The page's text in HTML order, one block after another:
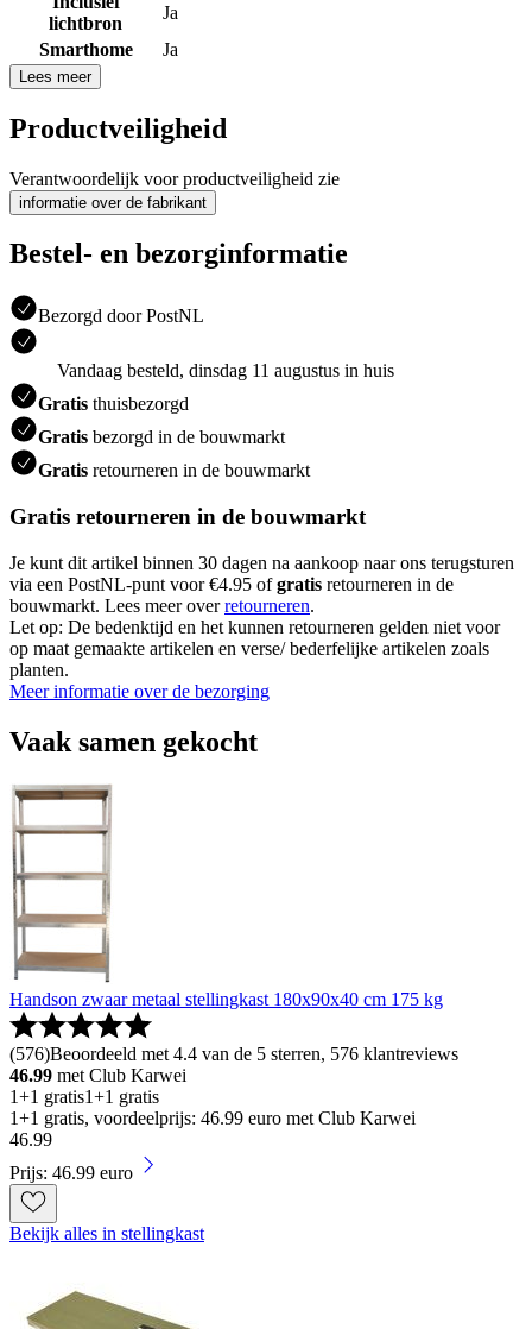
lichtbron
Ja
Smarthome
Ja
Lees meer
Productveiligheid
Verantwoordelijk voor productveiligheid zie
informatie over de fabrikant
Bestel- en bezorginformatie
Bezorgd door PostNL
Vandaag besteld, dinsdag 11 augustus in huis
Gratis thuisbezorgd
Gratis bezorgd in de bouwmarkt
Gratis retourneren in de bouwmarkt
Gratis retourneren in de bouwmarkt
Je kunt dit artikel binnen 30 dagen na aankoop naar ons terugsturen
via een PostNL-punt voor €4.95 ofgratis retourneren in de
bouwmarkt. Lees meer overretourneren.
Let op: De bedenktijd en het kunnen retourneren gelden niet voor
op maat gemaakte artikelen en verse/ bederfelijke artikelen zoals
planten.
Meer informatie over de bezorging
Vaak samen gekocht
Handson zwaar metaal stellingkast 180x90x40 cm 175 kg
(576)Beoordeeld met 4.4 van de 5 sterren, 576 klantreviews
46.99 met Club Karwei
1+1 gratis1+1 gratis
1+1 gratis, voordeelprijs: 46.99 euro met Club Karwei
46.99
Prijs: 46.99 euro
Bekijk alles in stellingkast